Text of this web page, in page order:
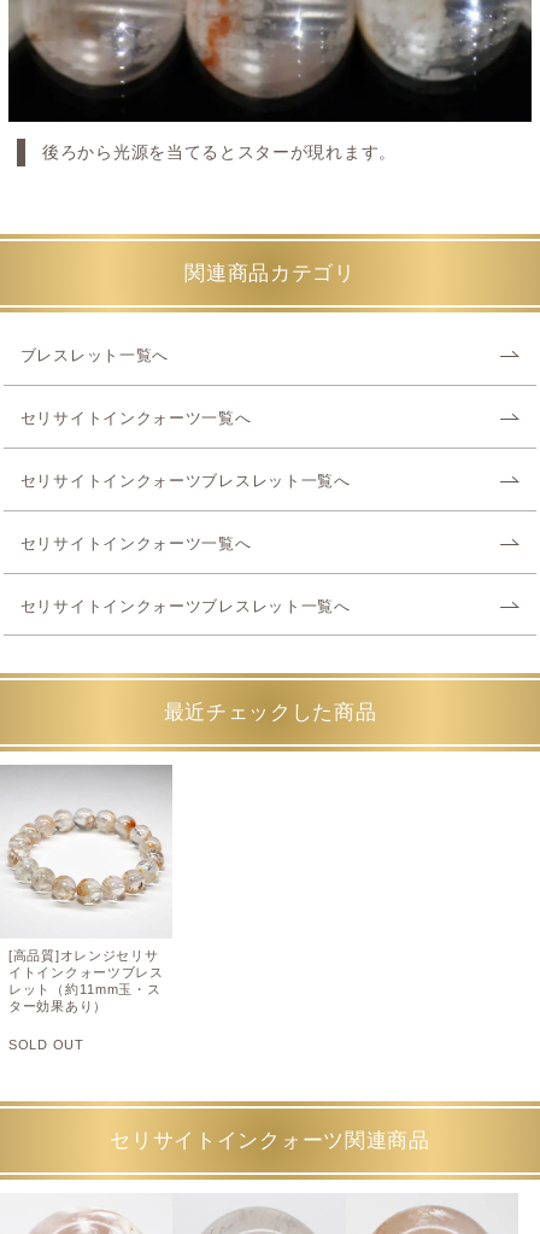
後ろから光源を当てるとスターが現れます。
関連商品カテゴリ
ブレスレット一覧へ
セリサイトインクォーツ一覧へ
セリサイトインクォーツブレスレット一覧へ
セリサイトインクォーツ一覧へ
セリサイトインクォーツブレスレット一覧へ
最近チェックした商品
[高品質]オレンジセリサ
イトインクォーツブレス
レット（約11mm玉・ス
ター効果あり）
SOLD OUT
セリサイトインクォーツ関連商品